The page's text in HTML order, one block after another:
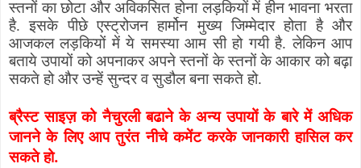
स्तनों का छोटा और अविकसित होना लड़कियों में हीन भावना भरता
है. इसके पीछे एस्ट्रोजन हार्मोन मुख्य जिम्मेदार होता है और
आजकल लड़कियों में ये समस्या आम सी हो गयी है. लेकिन आप
बताये उपायों को अपनाकर अपने स्तनों के स्तनों के आकार को बढ़ा
सकते हो और उन्हें सुन्दर व सुडौल बना सकते हो.
ब्रैस्ट साइज़ को नैचुरली बढाने के अन्य उपायों के बारे में अधिक
जानने के लिए आप तुरंत नीचे कमेंट करके जानकारी हासिल कर
सकते हो.